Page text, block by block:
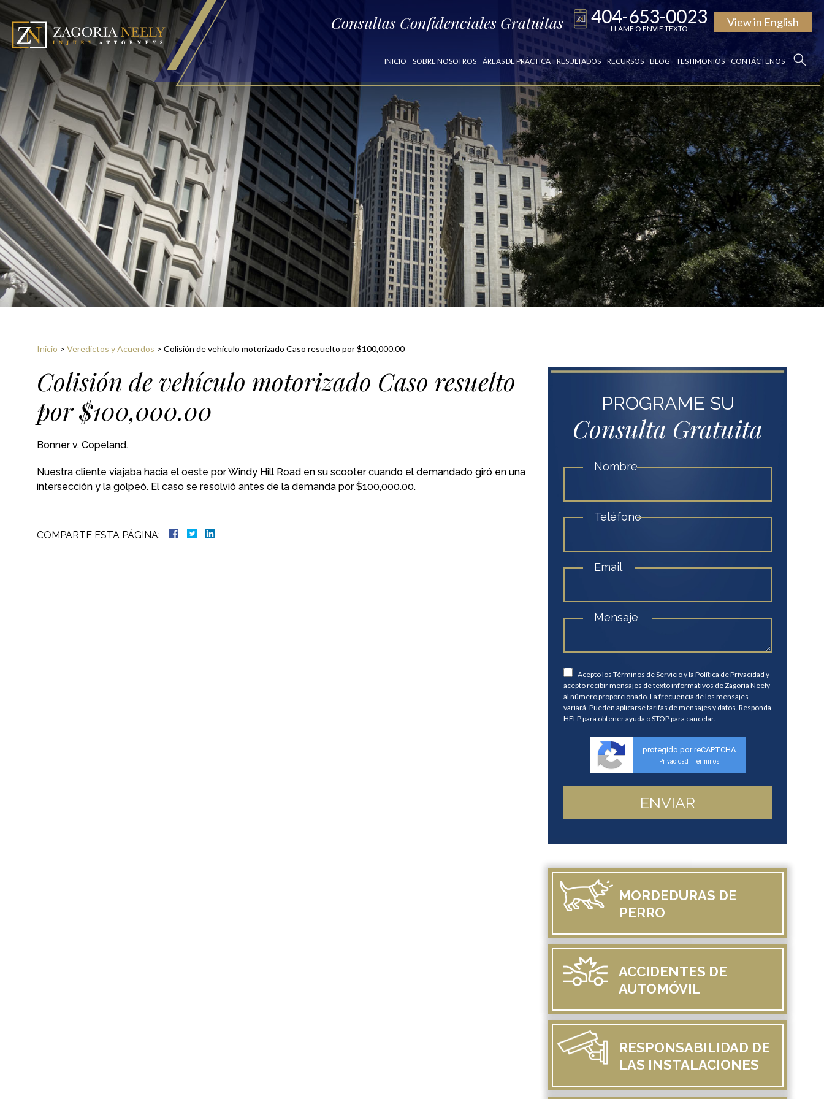
Consultas Confidenciales Gratuitas 404-653-0023
LLAME O ENVIE TEXTO View in English
INICIO SOBRE NOSOTROS ÁREAS DE PRÁCTICA RESULTADOS RECURSOS BLOG TESTIMONIOS CONTÁCTENOS
Inicio > Veredictos y Acuerdos > Colisión de vehículo motorizado Caso resuelto por $100,000.00
Colisión de vehículo motorizado Caso resuelto
por $100,000.00
Bonner v. Copeland.
Nuestra cliente viajaba hacia el oeste por Windy Hill Road en su scooter cuando el demandado giró en una
intersección y la golpeó. El caso se resolvió antes de la demanda por $100,000.00.
COMPARTE ESTA PÁGINA:
PROGRAME SU
Consulta Gratuita
Nombre
Teléfono
Email
Mensaje
Acepto los Términos de Servicioy la Política de Privacidad y
acepto recibir mensajes de texto informativos de Zagoria Neely
al número proporcionado. La frecuencia de los mensajes
variará. Pueden aplicarse tarifas de mensajes y datos. Responda
HELP para obtener ayuda o STOP para cancelar.
protegido por reCAPTCHA
Privacidad - Términos
MORDEDURAS DE
PERRO
ACCIDENTES DE
AUTOMÓVIL
RESPONSABILIDAD DE
LAS INSTALACIONES